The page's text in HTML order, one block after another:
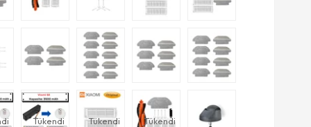
Tükendi Tükendi Tükendi